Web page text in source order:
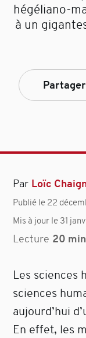
hégéliano-
à un
Partager
Par Loïc
Publié le 22
Mis à jour le 31
Lecture 20 min
Les sciences
sciences
aujourd’hui
En effet, les